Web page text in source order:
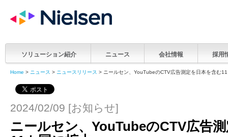
ソリューション紹介 ニュース 会社情報 採用
Home > ニュース > ニュースリリース > ニールセン、YouTubeのCTV広告測定を日本を含む
2024/02/09 [お知らせ]
ニールセン、YouTubeのCTV広告